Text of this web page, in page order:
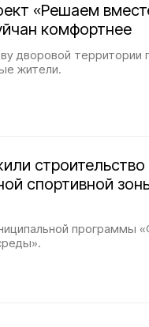
«Решаем
комфортнее
дворовой территории
жители.
строительство
спортивной
программы